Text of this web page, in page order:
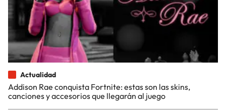
Actualidad
Addison Rae conquista Fortnite: estas son las skins,
canciones y accesorios que llegarán al juego